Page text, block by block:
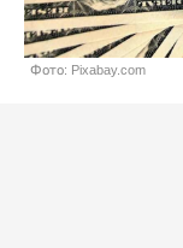
Фото: Pixabay.com